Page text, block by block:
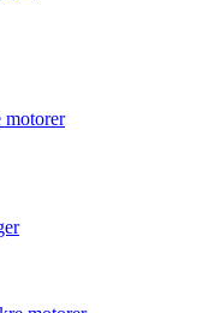
motorer